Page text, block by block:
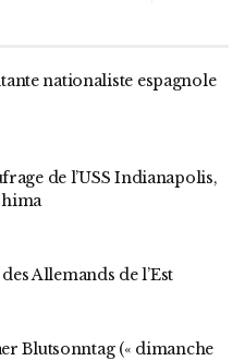
nationaliste espagnole
de l’USS Indianapolis,
Allemands de l’Est
Blutsonntag (« dimanche